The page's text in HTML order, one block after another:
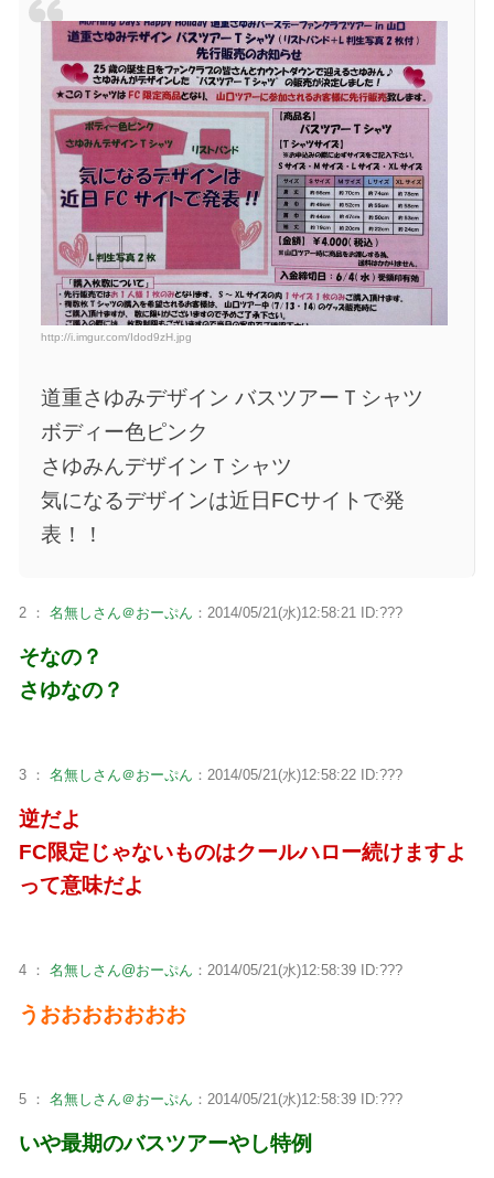
http://i.imgur.com/Idod9zH.jpg
道重さゆみデザイン バスツアーＴシャツ
ボディー色ピンク
さゆみんデザインＴシャツ
気になるデザインは近日FCサイトで発
表！！
2 ： 名無しさん＠おーぷん ：2014/05/21(水)12:58:21 ID:???
そなの？
さゆなの？
3 ： 名無しさん＠おーぷん ：2014/05/21(水)12:58:22 ID:???
逆だよ
FC限定じゃないものはクールハロー続けますよ
って意味だよ
4 ： 名無しさん@おーぷん ：2014/05/21(水)12:58:39 ID:???
うおおおおおおお
5 ： 名無しさん＠おーぷん ：2014/05/21(水)12:58:39 ID:???
いや最期のバスツアーやし特例